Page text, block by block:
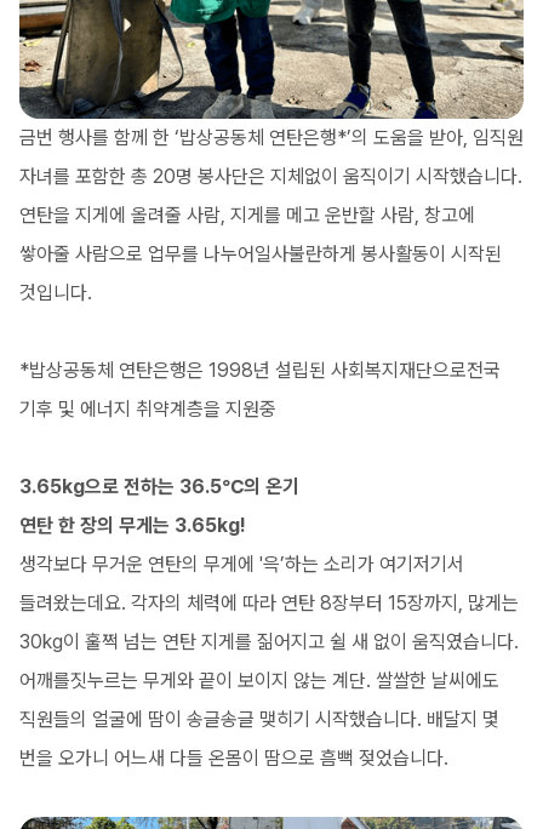
금번 행사를 함께 한 ‘밥상공동체 연탄은행*’의 도움을 받아, 임직원
자녀를 포함한 총 20명 봉사단은 지체없이 움직이기 시작했습니다.
연탄을 지게에 올려줄 사람, 지게를 메고 운반할 사람, 창고에
쌓아줄 사람으로 업무를 나누어일사불란하게 봉사활동이 시작된
것입니다.
*밥상공동체 연탄은행은 1998년 설립된 사회복지재단으로전국
기후 및 에너지 취약계층을 지원중
3.65kg으로 전하는 36.5℃의 온기
연탄 한 장의 무게는 3.65kg!
생각보다 무거운 연탄의 무게에 '윽’하는 소리가 여기저기서
들려왔는데요. 각자의 체력에 따라 연탄 8장부터 15장까지, 많게는
30kg이 훌쩍 넘는 연탄 지게를 짊어지고 쉴 새 없이 움직였습니다.
어깨를짓누르는 무게와 끝이 보이지 않는 계단. 쌀쌀한 날씨에도
직원들의 얼굴에 땀이 송글송글 맺히기 시작했습니다. 배달지 몇
번을 오가니 어느새 다들 온몸이 땀으로 흠뻑 젖었습니다.